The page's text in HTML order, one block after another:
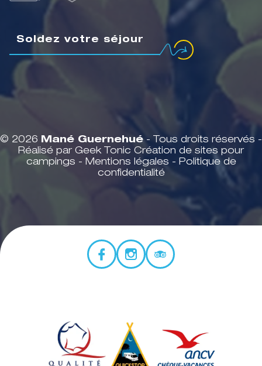
Soldez votre séjour
© 2026 Mané Guernehué- Tous droits réservés -
Réalisé par Geek Tonic Création de sites pour
campings - Mentions légales - Politique de
confidentialité